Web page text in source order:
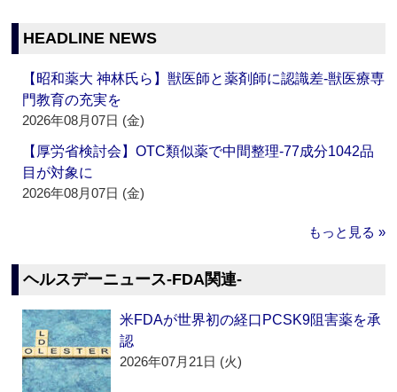
HEADLINE NEWS
【昭和薬大 神林氏ら】獣医師と薬剤師に認識差‐獣医療専
門教育の充実を
2026年08月07日 (金)
【厚労省検討会】OTC類似薬で中間整理‐77成分1042品
目が対象に
2026年08月07日 (金)
もっと見る »
ヘルスデーニュース‐FDA関連‐
米FDAが世界初の経口PCSK9阻害薬を承
認
2026年07月21日 (火)